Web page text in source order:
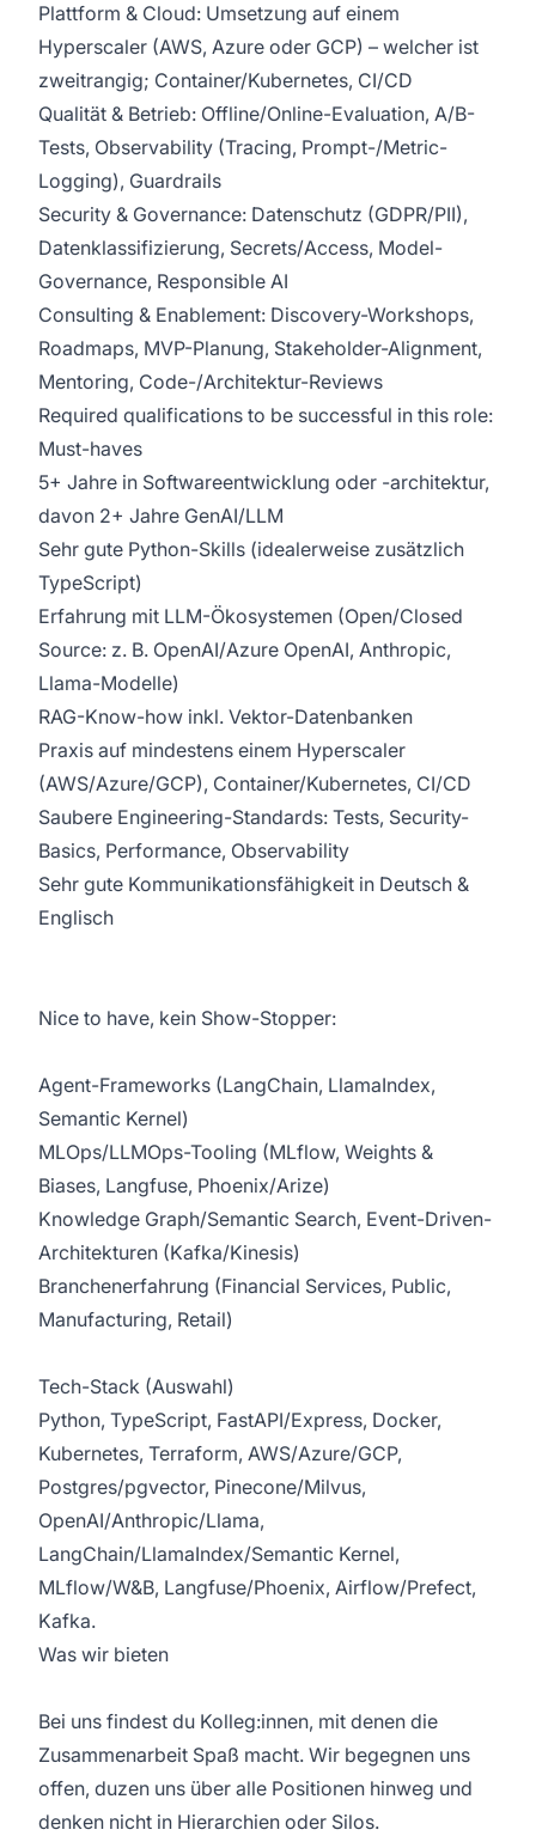
Plattform & Cloud: Umsetzung auf einem
Hyperscaler (AWS, Azure oder GCP) – welcher ist
zweitrangig; Container/Kubernetes, CI/CD
Qualität & Betrieb: Offline/Online-Evaluation, A/B-
Tests, Observability (Tracing, Prompt-/Metric-
Logging), Guardrails
Security & Governance: Datenschutz (GDPR/PII),
Datenklassifizierung, Secrets/Access, Model-
Governance, Responsible AI
Consulting & Enablement: Discovery-Workshops,
Roadmaps, MVP-Planung, Stakeholder-Alignment,
Mentoring, Code-/Architektur-Reviews
Required qualifications to be successful in this role:
Must-haves
5+ Jahre in Softwareentwicklung oder -architektur,
davon 2+ Jahre GenAI/LLM
Sehr gute Python-Skills (idealerweise zusätzlich
TypeScript)
Erfahrung mit LLM-Ökosystemen (Open/Closed
Source: z. B. OpenAI/Azure OpenAI, Anthropic,
Llama-Modelle)
RAG-Know-how inkl. Vektor-Datenbanken
Praxis auf mindestens einem Hyperscaler
(AWS/Azure/GCP), Container/Kubernetes, CI/CD
Saubere Engineering-Standards: Tests, Security-
Basics, Performance, Observability
Sehr gute Kommunikationsfähigkeit in Deutsch &
Englisch
Nice to have, kein Show-Stopper:
Agent-Frameworks (LangChain, LlamaIndex,
Semantic Kernel)
MLOps/LLMOps-Tooling (MLflow, Weights &
Biases, Langfuse, Phoenix/Arize)
Knowledge Graph/Semantic Search, Event-Driven-
Architekturen (Kafka/Kinesis)
Branchenerfahrung (Financial Services, Public,
Manufacturing, Retail)
Tech-Stack (Auswahl)
Python, TypeScript, FastAPI/Express, Docker,
Kubernetes, Terraform, AWS/Azure/GCP,
Postgres/pgvector, Pinecone/Milvus,
OpenAI/Anthropic/Llama,
LangChain/LlamaIndex/Semantic Kernel,
MLflow/W&B, Langfuse/Phoenix, Airflow/Prefect,
Kafka.
Was wir bieten
Bei uns findest du Kolleg:innen, mit denen die
Zusammenarbeit Spaß macht. Wir begegnen uns
offen, duzen uns über alle Positionen hinweg und
denken nicht in Hierarchien oder Silos.